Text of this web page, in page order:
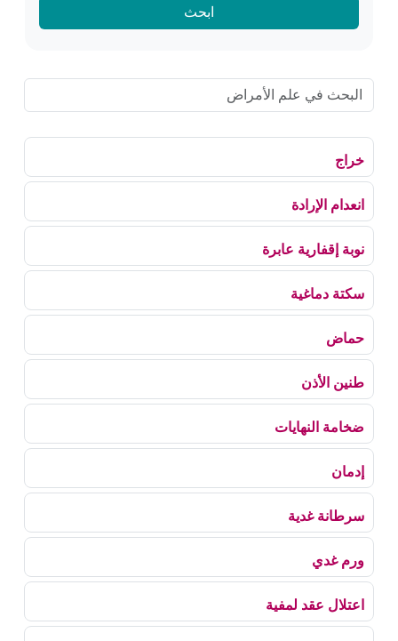
ابحث
خراج
انعدام الإرادة
نوبة إقفارية عابرة
سكتة دماغية
حماض
طنين الأذن
ضخامة النهايات
إدمان
سرطانة غدية
ورم غدي
اعتلال عقد لمفية